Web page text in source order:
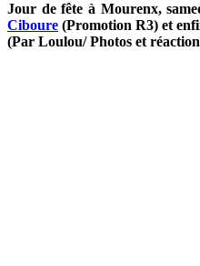
Jour de fête à Mourenx,
Ciboure (Promotion R3) et
(Par Loulou/ Photos et